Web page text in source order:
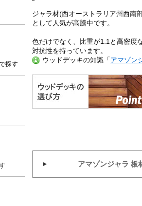
探す
ジャラ材(西オーストラリア州西南
として人気が高騰中です。
色だけでなく、比重が1.1と高密度
対抗性を持っています。
ウッドデッキの知識「アマゾン
アマゾンジャラ 板